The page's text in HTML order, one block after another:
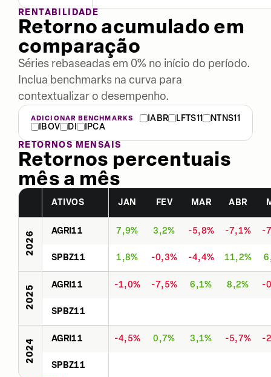
RENTABILIDADE
Retorno acumulado em
comparação
Séries rebaseadas em 0% no início do período.
Inclua benchmarks na curva para
contextualizar o desempenho.
ADICIONAR BENCHMARKS IABR LFTS11
NTNS11
IBOV
DI
IPCA
RETORNOS MENSAIS
Retornos percentuais
mês a mês
ATIVOS JAN FEV MAR ABR
2026 AGRI11 7,9% 3,2% -5,8% -7,1% -
SPBZ11 1,8% -0,3% -4,4% 11,2%
2025 AGRI11 -1,0% -7,5% 6,1% 8,2% -
SPBZ11
2024 AGRI11 -4,5% 0,7% 3,1% -5,7% -
SPBZ11